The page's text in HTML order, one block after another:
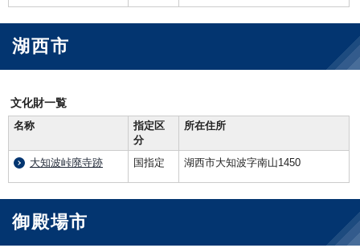
湖西市
文化財一覧
名称
指定区
分
所在住所
大知波峠廃寺跡 国指定 湖西市大知波字南山1450
御殿場市